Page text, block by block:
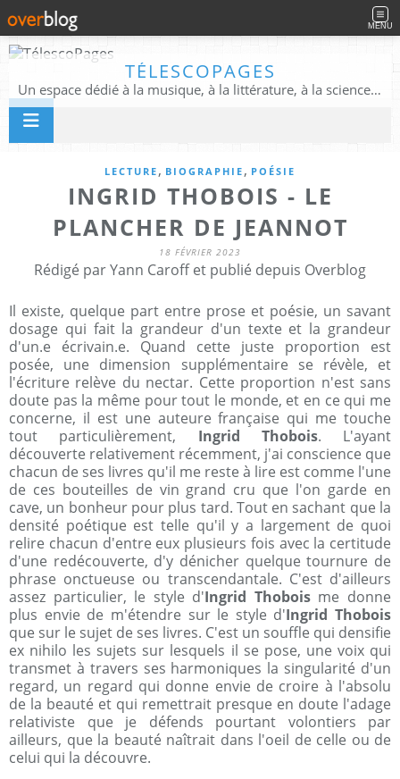
MENU
TÉLESCOPAGES
Un espace dédié à la musique, à la littérature, à la science, à la conscience, et au-delà
LECTURE , BIOGRAPHIE , POÉSIE
INGRID THOBOIS - LE
PLANCHER DE JEANNOT
18 FÉVRIER 2023
Rédigé par Yann Caroff et publié depuis Overblog
Il existe, quelque part entre prose et poésie, un savant
dosage qui fait la grandeur d'un texte et la grandeur
d'un.e écrivain.e. Quand cette juste proportion est
posée, une dimension supplémentaire se révèle, et
l'écriture relève du nectar. Cette proportion n'est sans
doute pas la même pour tout le monde, et en ce qui me
concerne, il est une auteure française qui me touche
tout particulièrement, Ingrid Thobois. L'ayant
découverte relativement récemment, j'ai conscience que
chacun de ses livres qu'il me reste à lire est comme l'une
de ces bouteilles de vin grand cru que l'on garde en
cave, un bonheur pour plus tard. Tout en sachant que la
densité poétique est telle qu'il y a largement de quoi
relire chacun d'entre eux plusieurs fois avec la certitude
d'une redécouverte, d'y dénicher quelque tournure de
phrase onctueuse ou transcendantale. C'est d'ailleurs
assez particulier, le style d'Ingrid Thoboisme donne
plus envie de m'étendre sur le style d'Ingrid Thobois
que sur le sujet de ses livres. C'est un souffle qui densifie
ex nihilo les sujets sur lesquels il se pose, une voix qui
transmet à travers ses harmoniques la singularité d'un
regard, un regard qui donne envie de croire à l'absolu
de la beauté et qui remettrait presque en doute l'adage
relativiste que je défends pourtant volontiers par
ailleurs, que la beauté naîtrait dans l'oeil de celle ou de
celui qui la découvre.